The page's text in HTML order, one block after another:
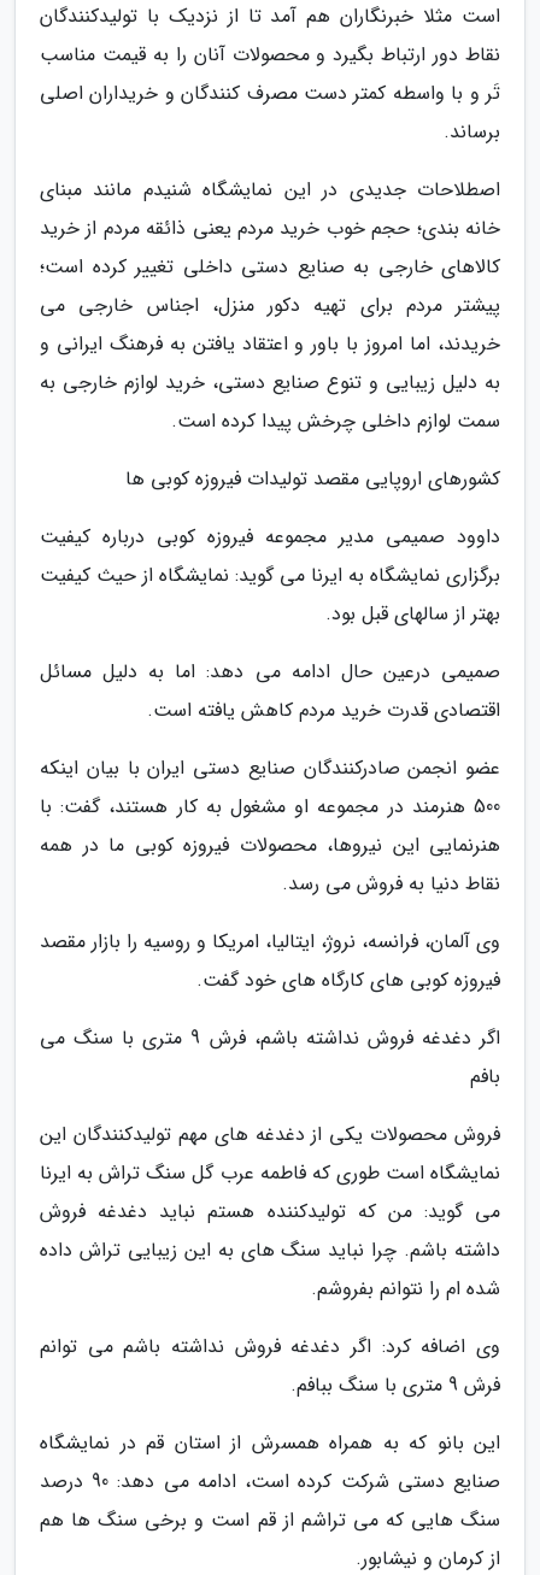
است مثلا خبرنگاران هم آمد تا از نزدیک با تولیدکنندگان
نقاط دور ارتباط بگیرد و محصولات آنان را به قیمت مناسب
تَر و با واسطه کمتر دست مصرف کنندگان و خریداران اصلی
برساند.
اصطلاحات جدیدی در این نمایشگاه شنیدم مانند مبنای
خانه بندی؛ حجم خوب خرید مردم یعنی ذائقه مردم از خرید
کالاهای خارجی به صنایع دستی داخلی تغییر کرده است؛
پیشتر مردم برای تهیه دکور منزل، اجناس خارجی می
خریدند، اما امروز با باور و اعتقاد یافتن به فرهنگ ایرانی و
به دلیل زیبایی و تنوع صنایع دستی، خرید لوازم خارجی به
سمت لوازم داخلی چرخش پیدا کرده است.
کشورهای اروپایی مقصد تولیدات فیروزه کوبی ها
داوود صمیمی مدیر مجموعه فیروزه کوبی درباره کیفیت
برگزاری نمایشگاه به ایرنا می گوید: نمایشگاه از حیث کیفیت
بهتر از سالهای قبل بود.
صمیمی درعین حال ادامه می دهد: اما به دلیل مسائل
اقتصادی قدرت خرید مردم کاهش یافته است.
عضو انجمن صادرکنندگان صنایع دستی ایران با بیان اینکه
500 هنرمند در مجموعه او مشغول به کار هستند، گفت: با
هنرنمایی این نیروها، محصولات فیروزه کوبی ما در همه
نقاط دنیا به فروش می رسد.
وی آلمان، فرانسه، نروژ، ایتالیا، امریکا و روسیه را بازار مقصد
فیروزه کوبی های کارگاه های خود گفت.
اگر دغدغه فروش نداشته باشم، فرش 9 متری با سنگ می
بافم
فروش محصولات یکی از دغدغه های مهم تولیدکنندگان این
نمایشگاه است طوری که فاطمه عرب گل سنگ تراش به ایرنا
می گوید: من که تولیدکننده هستم نباید دغدغه فروش
داشته باشم. چرا نباید سنگ های به این زیبایی تراش داده
شده ام را نتوانم بفروشم.
وی اضافه کرد: اگر دغدغه فروش نداشته باشم می توانم
فرش 9 متری با سنگ ببافم.
این بانو که به همراه همسرش از استان قم در نمایشگاه
صنایع دستی شرکت کرده است، ادامه می دهد: 90 درصد
سنگ هایی که می تراشم از قم است و برخی سنگ ها هم
از کرمان و نیشابور.